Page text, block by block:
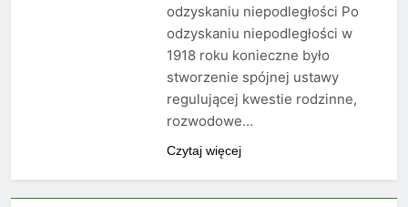
odzyskaniu niepodległości Po
odzyskaniu niepodległości w
1918 roku konieczne było
stworzenie spójnej ustawy
regulującej kwestie rodzinne,
rozwodowe…
Czytaj więcej